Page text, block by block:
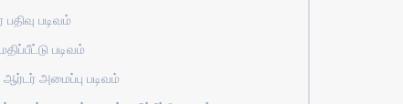
படிவம்
படிவம்
அமைப்பு படிவம்